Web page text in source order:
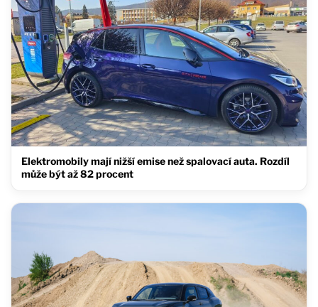
Elektromobily mají nižší emise než spalovací auta. Rozdíl
může být až 82 procent